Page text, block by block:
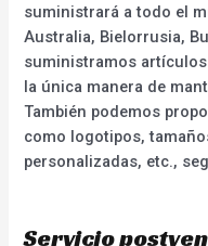
suministrará a todo el
Australia, Bielorrusia,
suministramos
la única manera de
También podemos
como logotipos,
personalizadas, etc.,
Servicio